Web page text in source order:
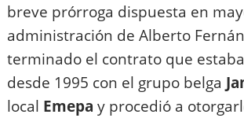
breve prórroga dispuesta en
administración de Alberto
terminado el contrato que
desde 1995 con el grupo belga
local Emepa y procedió a